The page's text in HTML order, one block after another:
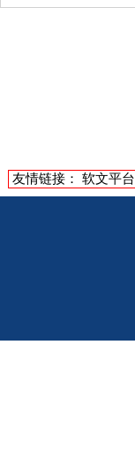
友情链接： 软文平台